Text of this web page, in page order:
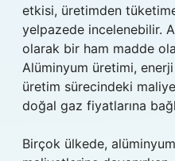
etkisi, üretimden
yelpazede incelenebilir.
olarak bir ham madde
Alüminyum üretimi,
üretim sürecindeki
doğal gaz fiyatlarına
Birçok ülkede,